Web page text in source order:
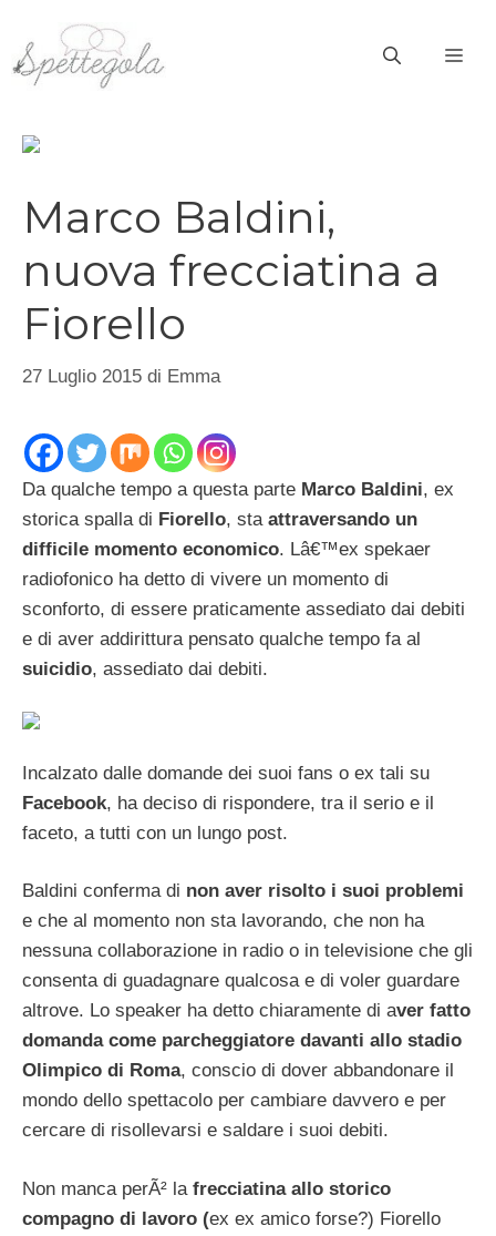
contenuto
Marco Baldini,
nuova frecciatina a
Fiorello
27 Luglio 2015 di Emma
Da qualche tempo a questa parte Marco Baldini, ex
storica spalla di Fiorello, sta attraversando un
difficile momento economico. Lâ€™ex spekaer
radiofonico ha detto di vivere un momento di
sconforto, di essere praticamente assediato dai debiti
e di aver addirittura pensato qualche tempo fa al
suicidio, assediato dai debiti.
Incalzato dalle domande dei suoi fans o ex tali su
Facebook, ha deciso di rispondere, tra il serio e il
faceto, a tutti con un lungo post.
Baldini conferma di non aver risolto i suoi problemi
e che al momento non sta lavorando, che non ha
nessuna collaborazione in radio o in televisione che gli
consenta di guadagnare qualcosa e di voler guardare
altrove. Lo speaker ha detto chiaramente di aver fatto
domanda come parcheggiatore davanti allo stadio
Olimpico di Roma, conscio di dover abbandonare il
mondo dello spettacolo per cambiare davvero e per
cercare di risollevarsi e saldare i suoi debiti.
Non manca perÃ² la frecciatina allo storico
compagno di lavoro (ex ex amico forse?) Fiorello